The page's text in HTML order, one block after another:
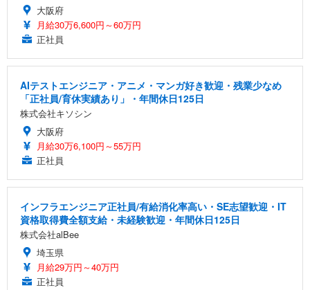
大阪府
月給30万6,600円～60万円
正社員
AIテストエンジニア・アニメ・マンガ好き歓迎・残業少なめ
「正社員/育休実績あり」・年間休日125日
株式会社キソシン
大阪府
月給30万6,100円～55万円
正社員
インフラエンジニア正社員/有給消化率高い・SE志望歓迎・IT
資格取得費全額支給・未経験歓迎・年間休日125日
株式会社alBee
埼玉県
月給29万円～40万円
正社員